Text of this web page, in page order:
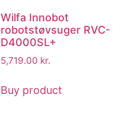
Wilfa Innobot
robotstøvsuger RVC-
D4000SL+
5,719.00 kr.
Buy product